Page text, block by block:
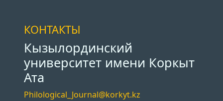
КОНТАКТЫ
Кызылординский
университет имени Коркыт
Ата
Philological_Journal@korkyt.kz